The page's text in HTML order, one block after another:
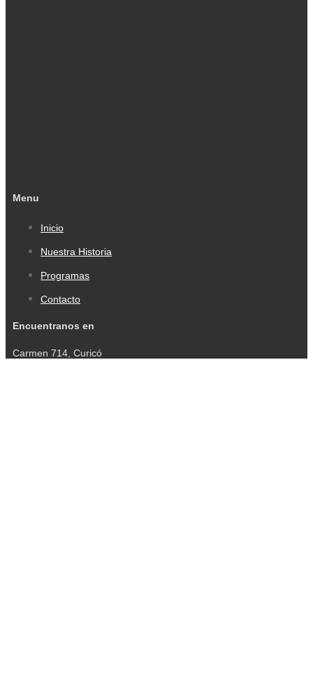
Menu
Inicio
Nuestra Historia
Programas
Contacto
Encuentranos en
Carmen 714, Curicó